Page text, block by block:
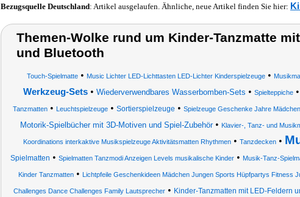
Bezugsquelle Deutschland: Artikel ausgelaufen. Ähnliche, neue Artikel finden Sie hier:
Themen-Wolke rund um Kinder-Tanzmatte
und Bluetooth
Touch-Spielmatte • Music Lichter LED-Lichttasten LED-Lichter Kinderspielzeuge •
Werkzeug-Sets• Wiederverwendbares Wasserbomben-Sets • Spielteppiche•
Tanzmatten • Leuchtspielzeuge • Sortierspielzeuge • Spielzeuge Geschenke Jahre
Motorik-Spielbücher mit 3D-Motiven und Spiel-Zubehör• Klavier-, Tanz- und
Koordinations interkaktive Musikspielzeuge Aktivitätsmatten Rhythmen • Tanzdecken •
Spielmatten • Spielmatten Tanzmodi Anzeigen Levels musikalische Kinder • Musik-Tanz-
Kinder Tanzmatten• Lichtpfeile Geschenkideen Mädchen Jungen Sports Hüpfpartys Fitness
Challenges Dance Challenges Family Lautsprecher • Kinder-Tanzmatten mit LED-Feldern